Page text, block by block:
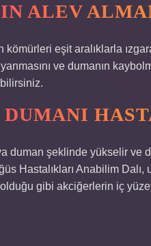
ALEV
eşit aralıklarla
ve dumanın
duman şeklinde yükselir ve
Hastalıkları Anabilim
gibi akciğerlerin iç